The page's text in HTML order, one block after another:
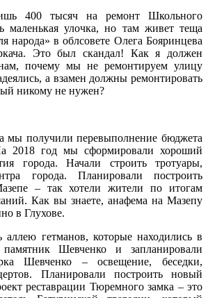
400 тысяч на ремонт Школьного
маленькая улочка, но там живет теща
народа» в облсовете Олега Бояринцева
Это был скандал! Как я должен
почему мы не ремонтируем улицу
а взамен должны ремонтировать
никому не нужен?
мы получили перевыполнение бюджета
2018 год мы сформировали хороший
города. Начали строить тротуары,
города. Планировали построить
– так хотели жители по итогам
Как вы знаете, анафема на Мазепу
в Глухове.
аллею гетманов, которые находились в
Шевченко и запланировали
Шевченко – освещение, беседки,
Планировали построить новый
реставрации Тюремного замка – это